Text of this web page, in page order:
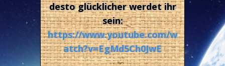
desto glücklicher werdet ihr
sein:
https://www.youtube.com/w
atch?v=EgMd5Ch0JwE